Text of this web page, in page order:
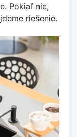
Pokiaľ nie,
riešenie.